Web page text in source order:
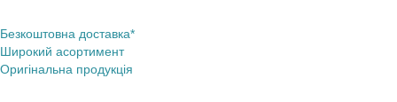
Безкоштовна доставка*
Широкий асортимент
Оригінальна продукція